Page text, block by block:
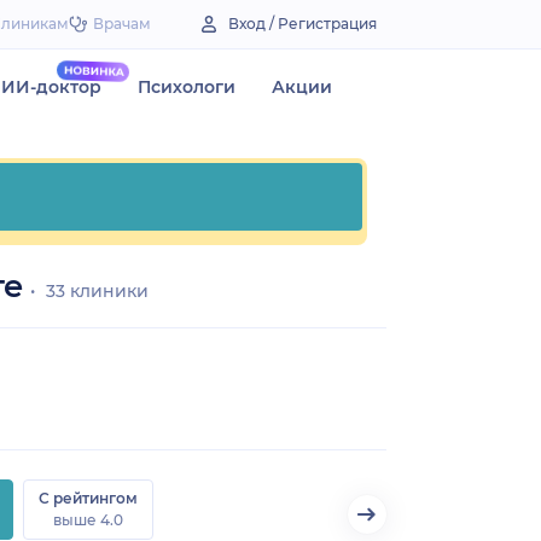
Врачам Вход / Регистрация
ИИ-доктор Психологи Акции
33 клиники
С рейтингом
выше 4.0